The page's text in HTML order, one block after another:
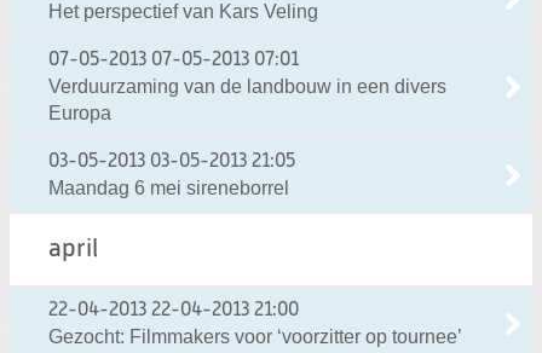
Het perspectief van Kars Veling
07-05-2013 07-05-2013 07:01
Verduurzaming van de landbouw in een divers
Europa
03-05-2013 03-05-2013 21:05
Maandag 6 mei sireneborrel
april
22-04-2013 22-04-2013 21:00
Gezocht: Filmmakers voor ‘voorzitter op tournee’